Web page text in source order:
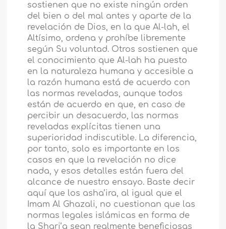
sostienen que no existe ningún orden
del bien o del mal antes y aparte de la
revelación de Dios, en la que Al-lah, el
Altísimo, ordena y prohíbe libremente
según Su voluntad. Otros sostienen que
el conocimiento que Al-lah ha puesto
en la naturaleza humana y accesible a
la razón humana está de acuerdo con
las normas reveladas, aunque todos
están de acuerdo en que, en caso de
percibir un desacuerdo, las normas
reveladas explícitas tienen una
superioridad indiscutible. La diferencia,
por tanto, solo es importante en los
casos en que la revelación no dice
nada, y esos detalles están fuera del
alcance de nuestro ensayo. Baste decir
aquí que los asha’ira, al igual que el
Imam Al Ghazali, no cuestionan que las
normas legales islámicas en forma de
la Shari’a sean realmente beneficiosas